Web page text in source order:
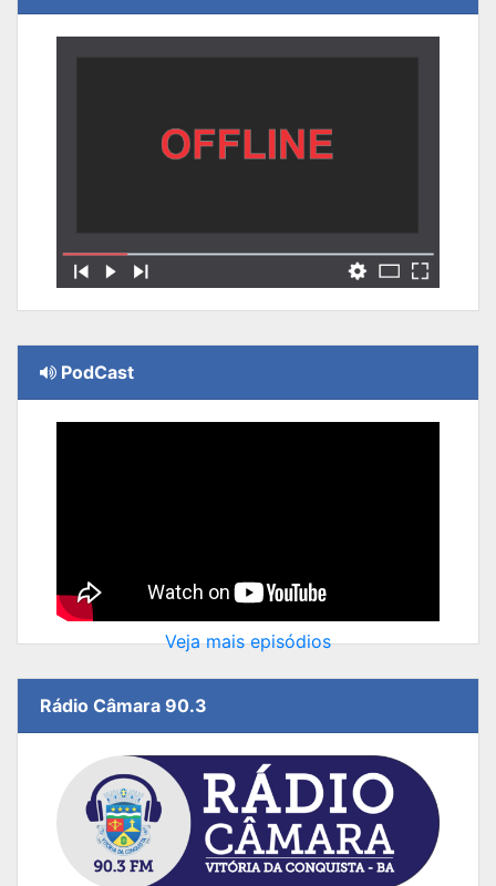
PodCast
Veja mais episódios
Rádio Câmara 90.3